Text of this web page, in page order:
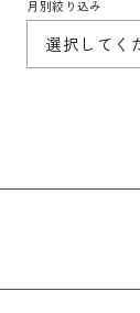
月別絞り込み